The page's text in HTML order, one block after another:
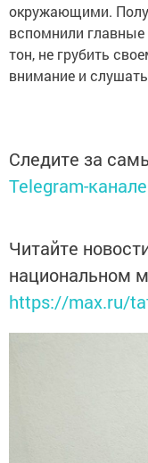
окружающими.
вспомнили
тон, не грубить
внимание и
Следите за
Telegram-канале
Читайте
национальном
https://max.ru/